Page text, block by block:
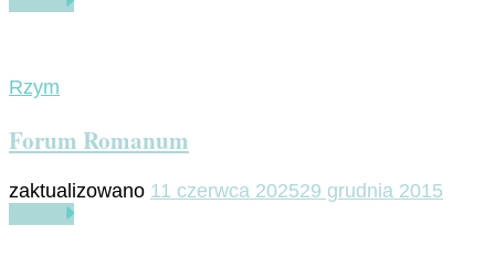
Rzym
Forum Romanum
zaktualizowano 11 czerwca 202529 grudnia 2015